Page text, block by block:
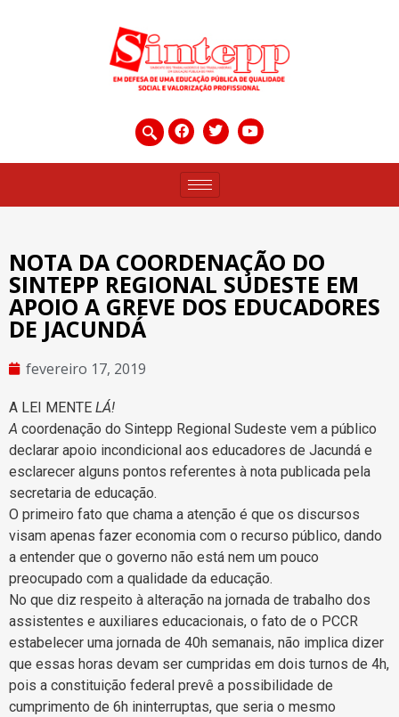
NOTA DA COORDENAÇÃO DO
SINTEPP REGIONAL SUDESTE EM
APOIO A GREVE DOS EDUCADORES
DE JACUNDÁ
fevereiro 17, 2019
A LEI MENTE LÁ!
A coordenação do Sintepp Regional Sudeste vem a público
declarar apoio incondicional aos educadores de Jacundá e
esclarecer alguns pontos referentes à nota publicada pela
secretaria de educação.
O primeiro fato que chama a atenção é que os discursos
visam apenas fazer economia com o recurso público, dando
a entender que o governo não está nem um pouco
preocupado com a qualidade da educação.
No que diz respeito à alteração na jornada de trabalho dos
assistentes e auxiliares educacionais, o fato de o PCCR
estabelecer uma jornada de 40h semanais, não implica dizer
que essas horas devam ser cumpridas em dois turnos de 4h,
pois a constituição federal prevê a possibilidade de
cumprimento de 6h ininterruptas, que seria o mesmo